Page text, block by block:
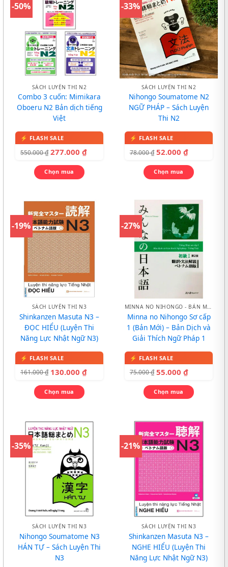
-50%
SÁCH LUYỆN THI N2
Combo 3 cuốn: Mimikara
Oboeru N2 Bản dịch tiếng
Việt
550.000₫ 277.000 ₫
Chọn mua
-33%
SÁCH LUYỆN THI N2
Nihongo Soumatome N2
NGỮ PHÁP – Sách Luyện
Thi N2
78.000₫ 52.000 ₫
Chọn mua
-19%
SÁCH LUYỆN THI N3
Shinkanzen Masuta N3 –
ĐỌC HIỂU (Luyện Thi
Năng Lực Nhật Ngữ N3)
161.000₫ 130.000 ₫
Chọn mua
-27%
MINNA NO NIHONGO - BẢN MỚI
Minna no Nihongo Sơ cấp
1 (Bản Mới) – Bản Dịch và
Giải Thích Ngữ Pháp 1
75.000₫ 55.000 ₫
Chọn mua
-35%
SÁCH LUYỆN THI N3
Nihongo Soumatome N3
HÁN TỰ – Sách Luyện Thi
N3
-21%
SÁCH LUYỆN THI N3
Shinkanzen Masuta N3 –
NGHE HIỂU (Luyện Thi
Năng Lực Nhật Ngữ N3)